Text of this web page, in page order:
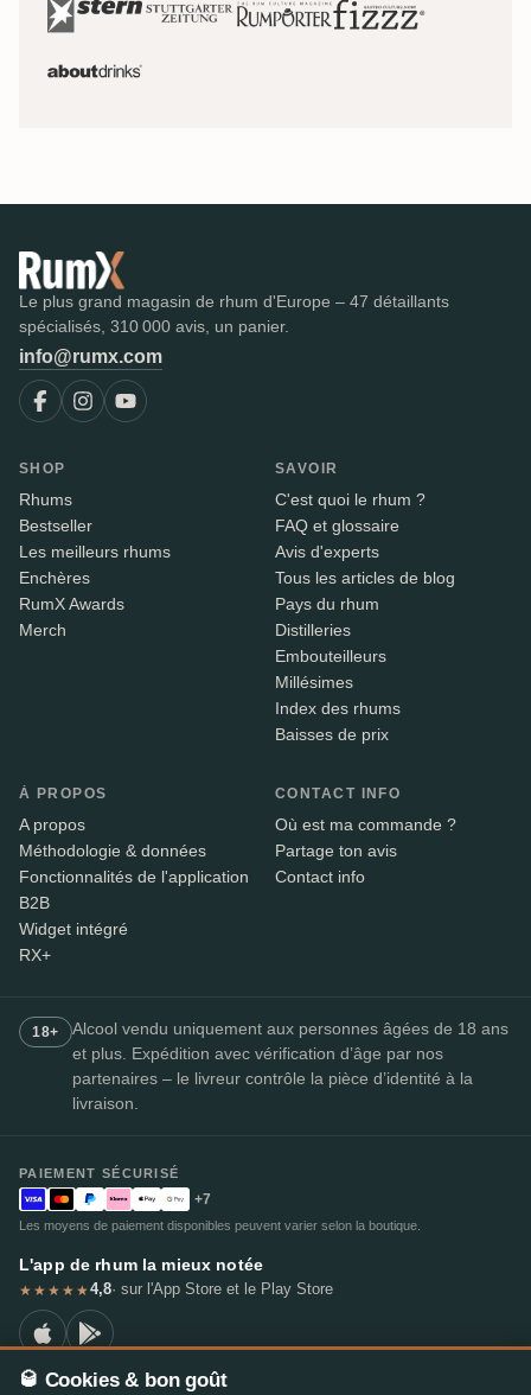
Le plus grand magasin de rhum d'Europe – 47 détaillants
spécialisés, 310 000 avis, un panier.
info@rumx.com
SHOP
Rhums
Bestseller
Les meilleurs rhums
Enchères
RumX Awards
Merch
SAVOIR
C'est quoi le rhum ?
FAQ et glossaire
Avis d'experts
Tous les articles de blog
Pays du rhum
Distilleries
Embouteilleurs
Millésimes
Index des rhums
Baisses de prix
À PROPOS
A propos
Méthodologie & données
Fonctionnalités de l'application
B2B
Widget intégré
RX+
CONTACT INFO
Où est ma commande ?
Partage ton avis
Contact info
18+
Alcool vendu uniquement aux personnes âgées de 18 ans
et plus. Expédition avec vérification d’âge par nos
partenaires – le livreur contrôle la pièce d’identité à la
livraison.
PAIEMENT SÉCURISÉ
+7
Les moyens de paiement disponibles peuvent varier selon la boutique.
L'app de rhum la mieux notée
★★★★★4,8· sur l'App Store et le Play Store
🥃 Cookies & bon goût